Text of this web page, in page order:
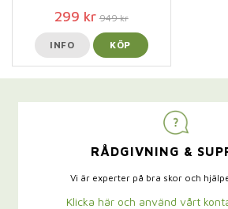
299 kr 949 kr
INFO KÖP
RÅDGIVNING &
Vi är experter på bra skor och
Klicka här och använd vårt